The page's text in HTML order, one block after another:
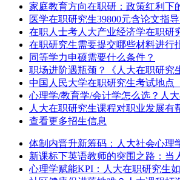
家庭教育方向在职研：政策红利下
医学在职研究生39800元含论文指
在职人士考人大产业经济学在职研
在职研究生需要提交哪些材料进行
同等学力申硕需要什么条件？
职场进阶遇瓶颈？《人大在职研究
中国人民大学在职研究生考试地点
心理学/教育学/会计学怎么选？人
人大在职研究生课程对职业发展有
查看更多招生信息
体制内晋升新筹码：人大社会心理
新课标下英语教师的突围之路：当
心理学赋能KPI：人大在职研究生